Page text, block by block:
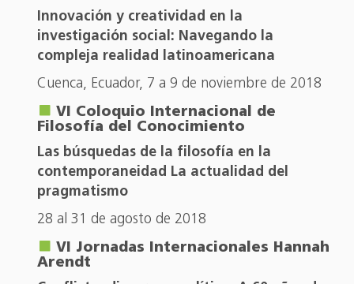
Innovación y creatividad en la
investigación social: Navegando la
compleja realidad latinoamericana
Cuenca, Ecuador, 7 a 9 de noviembre de 2018
VI Coloquio Internacional de
Filosofía del Conocimiento
Las búsquedas de la filosofía en la
contemporaneidad La actualidad del
pragmatismo
28 al 31 de agosto de 2018
VI Jornadas Internacionales Hannah
Arendt